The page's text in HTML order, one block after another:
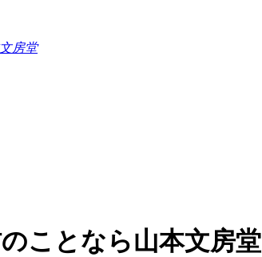
房堂
ことなら山本文房堂